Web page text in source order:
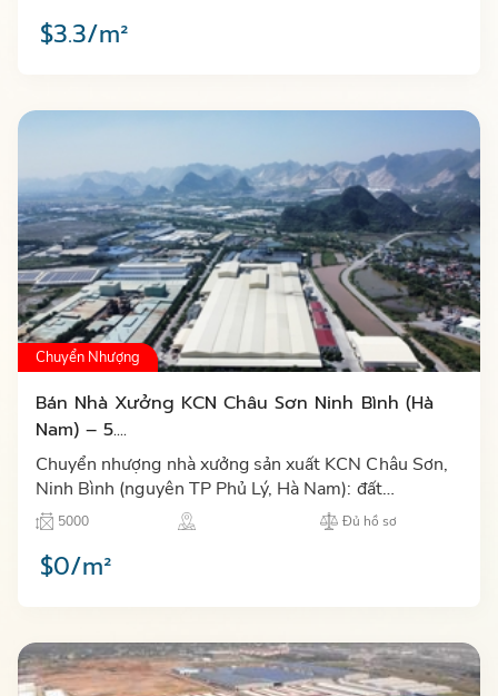
$3.3/m²
Chuyển Nhượng
Bán Nhà Xưởng KCN Châu Sơn Ninh Bình (Hà
Nam) – 5....
Chuyển nhượng nhà xưởng sản xuất KCN Châu Sơn,
Ninh Bình (nguyên TP Phủ Lý, Hà Nam): đất
5.000m², sàn 3.771m², hoàn công 2024–2025, sổ
hồng và hồ sơ pháp lý đầy…
5000 Đủ hồ sơ
$0/m²